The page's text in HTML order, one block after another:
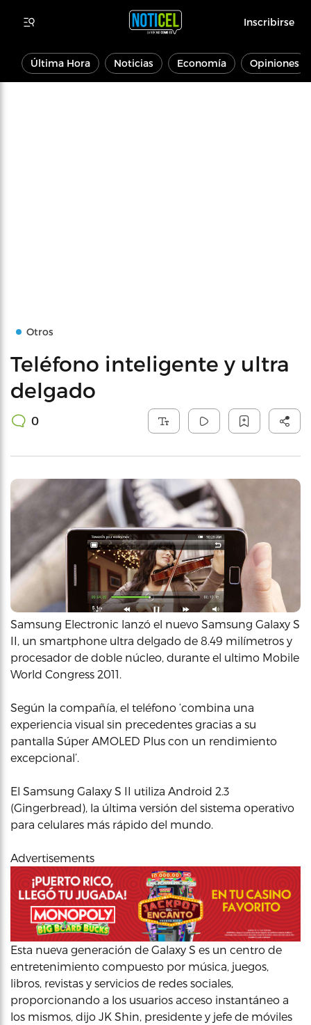
Inscribirse
Última Hora Noticias Economía Opiniones
Otros
Teléfono inteligente y ultra
delgado
0
Samsung Electronic lanzó el nuevo Samsung Galaxy S
II, un smartphone ultra delgado de 8.49 milímetros y
procesador de doble núcleo, durante el ultimo Mobile
World Congress 2011.
Según la compañía, el teléfono ‘combina una
experiencia visual sin precedentes gracias a su
pantalla Súper AMOLED Plus con un rendimiento
excepcional’.
El Samsung Galaxy S II utiliza Android 2.3
(Gingerbread), la última versión del sistema operativo
para celulares más rápido del mundo.
Advertisements
Esta nueva generación de Galaxy S es un centro de
entretenimiento compuesto por música, juegos,
libros, revistas y servicios de redes sociales,
proporcionando a los usuarios acceso instantáneo a
los mismos, dijo JK Shin, presidente y jefe de móviles